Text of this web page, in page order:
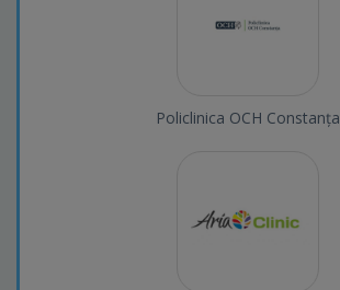
Policlinica OCH Constanța